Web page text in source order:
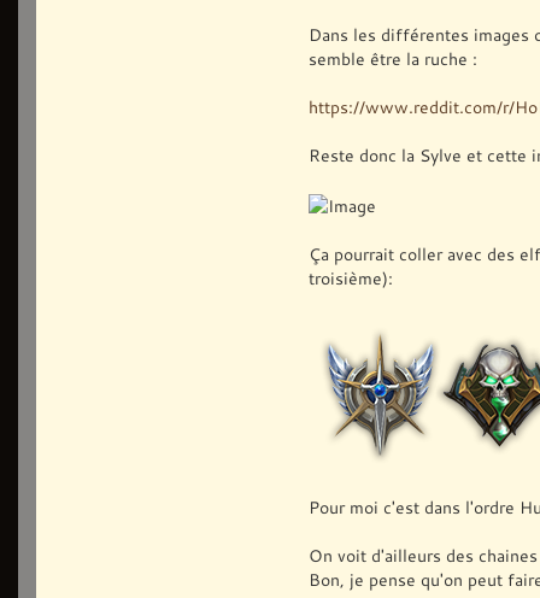
Dans les différentes images
semble être la ruche :
https://www.reddit.com/r/
Reste donc la Sylve et cette
Ça pourrait coller avec des
troisième):
Pour moi c'est dans l'ordre
On voit d'ailleurs des
Bon, je pense qu'on peut